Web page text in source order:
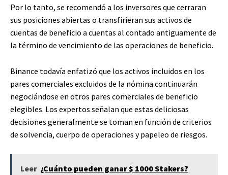
Por lo tanto, se recomendó a los inversores que cerraran
sus posiciones abiertas o transfirieran sus activos de
cuentas de beneficio a cuentas al contado antiguamente de
la término de vencimiento de las operaciones de beneficio.
Binance todavía enfatizó que los activos incluidos en los
pares comerciales excluidos de la nómina continuarán
negociándose en otros pares comerciales de beneficio
elegibles. Los expertos señalan que estas deliciosas
decisiones generalmente se toman en función de criterios
de solvencia, cuerpo de operaciones y papeleo de riesgos.
Leer ¿Cuánto pueden ganar $ 1000 Stakers?